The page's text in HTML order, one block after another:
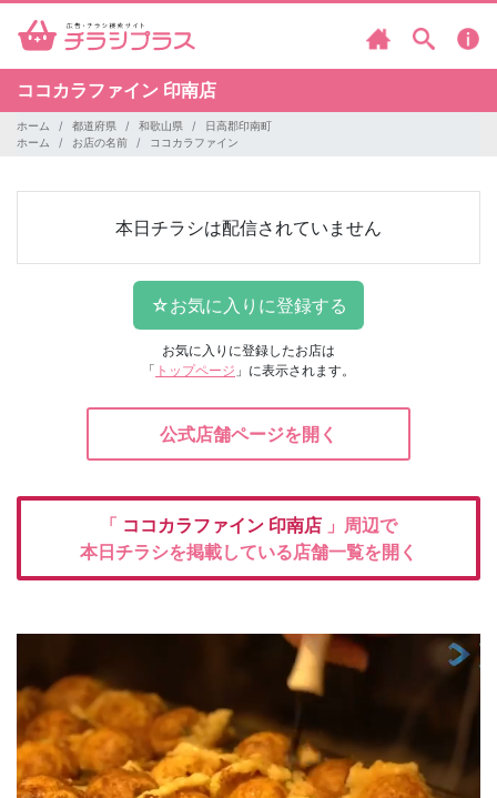
ココカラファイン 印南店
ホーム 都道府県 和歌山県
日高郡印南町
ホーム
お店の名前 ココカラファイン
本日チラシは配信されていません
お気に入りに登録したお店は
「 トップページ 」に表示されます。
公式店舗ページを開く
「 ココカラファイン 印南店 」周辺で
本日チラシを掲載している店舗一覧を開く